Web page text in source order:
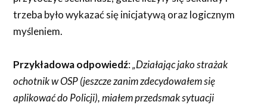
trzeba było wykazać się inicjatywą oraz logicznym
myśleniem.
Przykładowa odpowiedź:„Działając jako strażak
ochotnik w OSP (jeszcze zanim zdecydowałem się
aplikować do Policji), miałem przedsmak sytuacji